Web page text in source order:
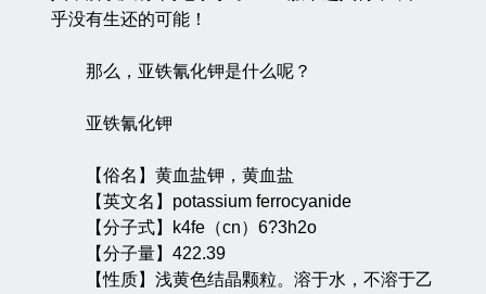
乎没有生还的可能！
那么，亚铁氰化钾是什么呢？
亚铁氰化钾
【俗名】黄血盐钾，黄血盐
【英文名】potassium ferrocyanide
【分子式】k4fe（cn）6?3h2o
【分子量】422.39
【性质】浅黄色结晶颗粒。溶于水，不溶于乙